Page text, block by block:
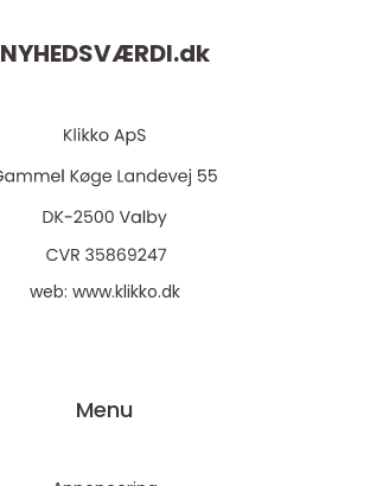
NYHEDSVÆRDI.dk
web: www.klikko.dk
Menu